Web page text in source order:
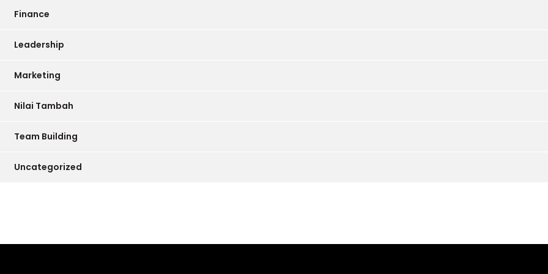
Finance
Leadership
Marketing
Nilai Tambah
Team Building
Uncategorized